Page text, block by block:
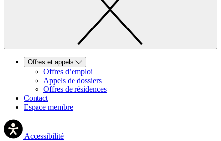
Offres et appels
Offres d’emploi
Appels de dossiers
Offres de résidences
Contact
Espace membre
Accessibilité